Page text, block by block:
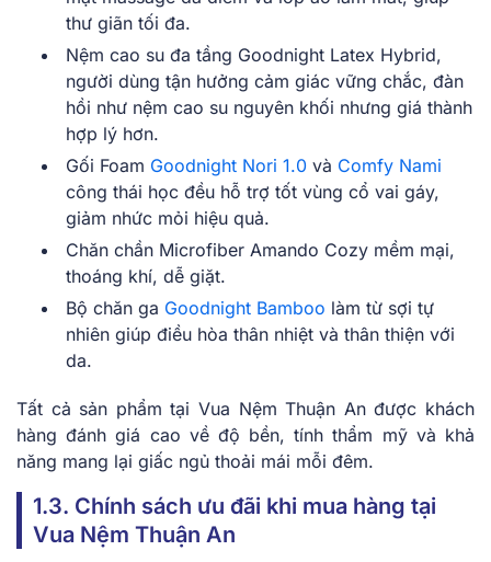
thư giãn tối đa.
Nệm cao su đa tầng Goodnight Latex Hybrid,
người dùng tận hưởng cảm giác vững chắc, đàn
hồi như nệm cao su nguyên khối nhưng giá thành
hợp lý hơn.
Gối Foam Goodnight Nori 1.0 và Comfy Nami
công thái học đều hỗ trợ tốt vùng cổ vai gáy,
giảm nhức mỏi hiệu quả.
Chăn chần Microfiber Amando Cozy mềm mại,
thoáng khí, dễ giặt.
Bộ chăn ga Goodnight Bamboo làm từ sợi tự
nhiên giúp điều hòa thân nhiệt và thân thiện với
da.
Tất cả sản phẩm tại Vua Nệm Thuận An được khách
hàng đánh giá cao về độ bền, tính thẩm mỹ và khả
năng mang lại giấc ngủ thoải mái mỗi đêm.
1.3. Chính sách ưu đãi khi mua hàng tại
Vua Nệm Thuận An